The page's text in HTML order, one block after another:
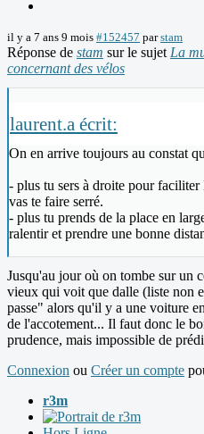
il y a 7 ans 9 mois #152457 parstam
Réponse de stam sur le sujet La
concernant des vélos
laurent.a écrit:
On en arrive toujours au constat
- plus tu sers à droite pour faciliter
vas te faire serré.
- plus tu prends de la place en
ralentir et prendre une bonne
Jusqu'au jour où on tombe sur un
vieux qui voit que dalle (liste non
passe" alors qu'il y a une voiture
de l'accotement... Il faut donc le
prudence, mais impossible de
Connexion ou Créer un compte
r3m